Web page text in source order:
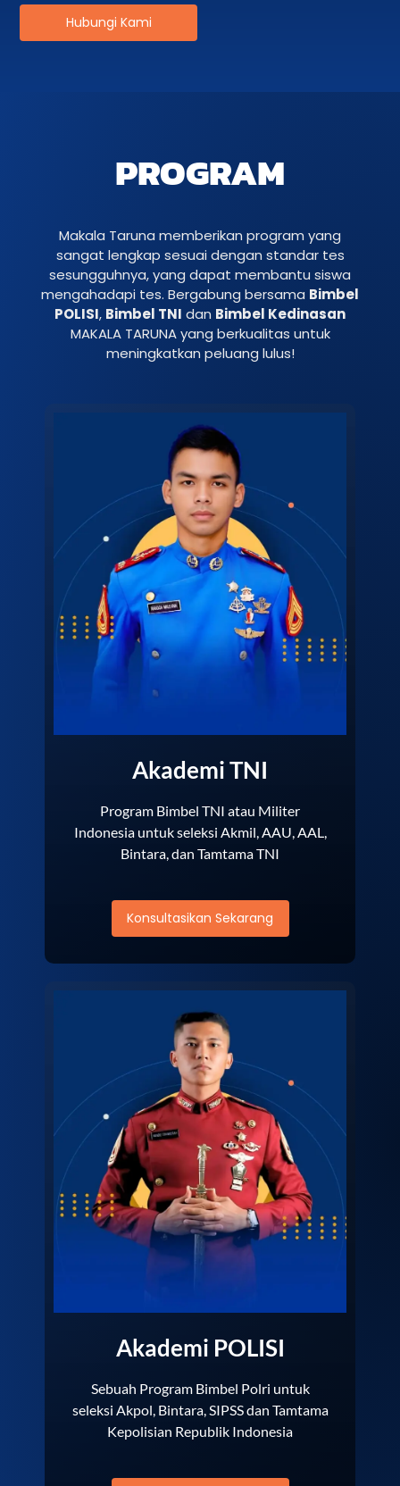
Hubungi Kami
PROGRAM
Makala Taruna memberikan program yang
sangat lengkap sesuai dengan standar tes
sesungguhnya, yang dapat membantu siswa
mengahadapi tes. Bergabung bersama Bimbel
POLISI, Bimbel TNI dan Bimbel Kedinasan
MAKALA TARUNA yang berkualitas untuk
meningkatkan peluang lulus!
Akademi TNI
Program Bimbel TNI atau Militer
Indonesia untuk seleksi Akmil, AAU, AAL,
Bintara, dan Tamtama TNI
Konsultasikan Sekarang
Akademi POLISI
Sebuah Program Bimbel Polri untuk
seleksi Akpol, Bintara, SIPSS dan Tamtama
Kepolisian Republik Indonesia